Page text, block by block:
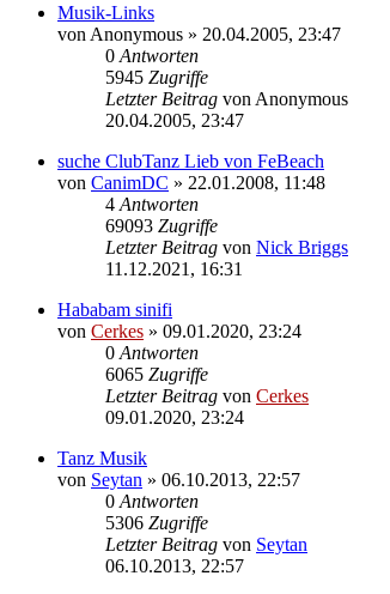
Musik-Links
von Anonymous » 20.04.2005, 23:47
0 Antworten
5945 Zugriffe
Letzter Beitrag von Anonymous
20.04.2005, 23:47
suche ClubTanz Lieb von FeBeach
von CanimDC » 22.01.2008, 11:48
4 Antworten
69093 Zugriffe
Letzter Beitrag von Nick Briggs
11.12.2021, 16:31
Hababam sinifi
von Cerkes » 09.01.2020, 23:24
0 Antworten
6065 Zugriffe
Letzter Beitrag von Cerkes
09.01.2020, 23:24
Tanz Musik
von Seytan » 06.10.2013, 22:57
0 Antworten
5306 Zugriffe
Letzter Beitrag von Seytan
06.10.2013, 22:57